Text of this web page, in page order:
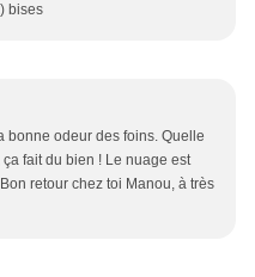
bises
bonne odeur des foins. Quelle
fait du bien ! Le nuage est
retour chez toi Manou, à très